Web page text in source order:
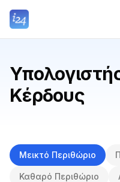
Κέρδους
Μεικτό Περιθώριο
Καθαρό Περιθώριο